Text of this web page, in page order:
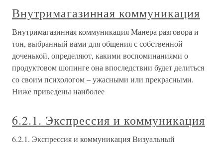
Внутримагазинная коммуникация
Внутримагазинная коммуникация Манера разговора и
тон, выбранный вами для общения с собственной
доченькой, определяют, какими воспоминаниями о
продуктовом шопинге она впоследствии будет делиться
со своим психологом – ужасными или прекрасными.
Ниже приведены наиболее
6.2.1. Экспрессия и коммуникация
6.2.1. Экспрессия и коммуникация Визуальный